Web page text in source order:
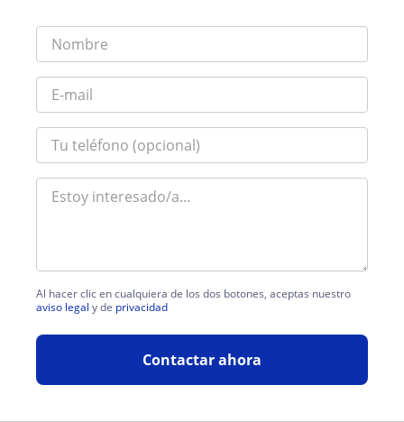
Al hacer clic en cualquiera de los dos botones, aceptas nuestro
aviso legal y de privacidad
Contactar ahora